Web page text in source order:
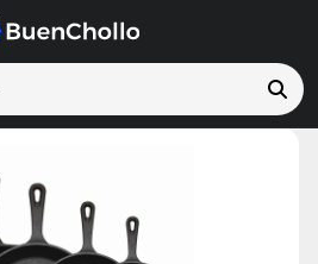
Sartenes de Hierro Fundido